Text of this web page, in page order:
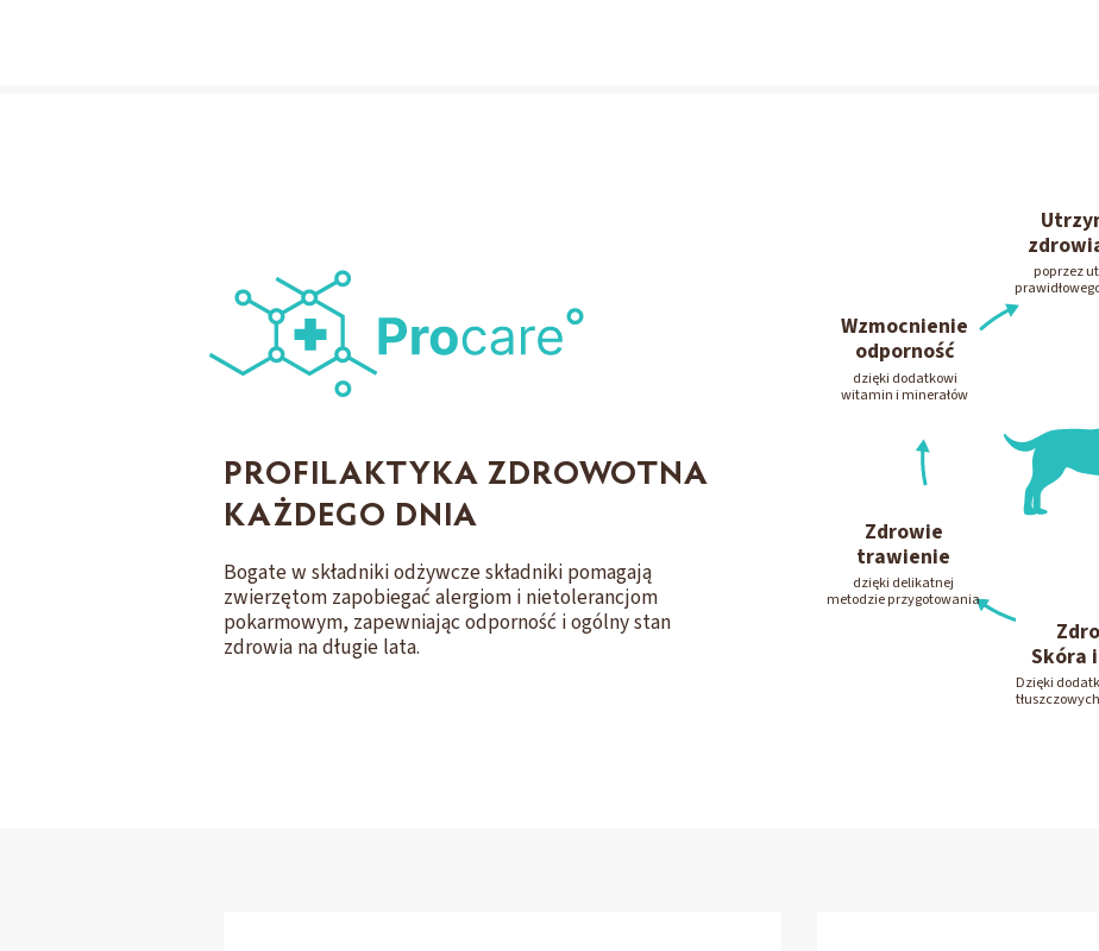
PROFILAKTYKA ZDROWOTNA
KAŻDEGO DNIA
Bogate w składniki odżywcze składniki pomagają
zwierzętom zapobiegać alergiom i nietolerancjom
pokarmowym, zapewniając odporność i ogólny stan
zdrowia na długie lata.
poprzez
Skóra
Dzięki
Zdrowie
trawienie
dzięki delikatnej
metodzie przygotowania
Wzmocnienie
odporność
dzięki dodatkowi
witamin i minerałów